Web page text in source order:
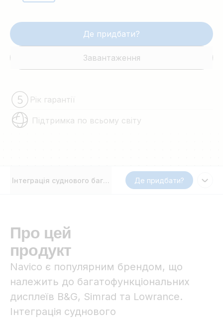
Де придбати?
Завантаження
Рік гарантії
Підтримка по всьому світу
Інтеграція суднового багатофункціонального дисплея
Де придбати?
Про цей
продукт
Navico є популярним брендом, що
належить до багатофункціональних
дисплеїв B&G, Simrad та Lowrance.
Інтеграція суднового